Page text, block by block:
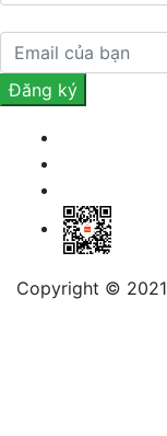
Copyright © 2021